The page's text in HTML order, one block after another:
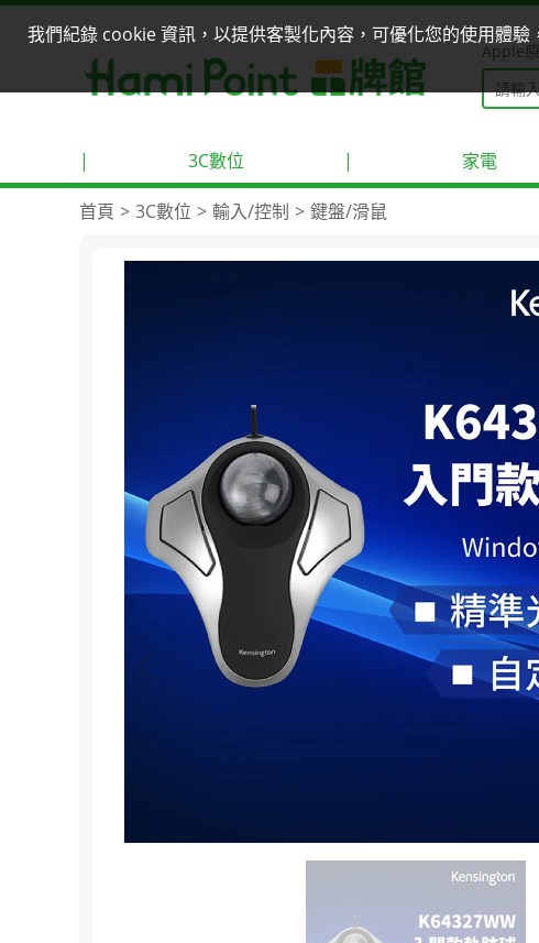
我們紀錄 cookie 資訊，以提供客製化內容，可優化您的使用體
Apple
| 3C數位 | 家電
首頁 3C數位 輸入/控制 鍵盤/滑鼠